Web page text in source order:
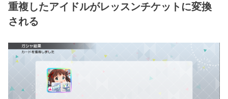
重複したアイドルがレッスンチケットに変換
される